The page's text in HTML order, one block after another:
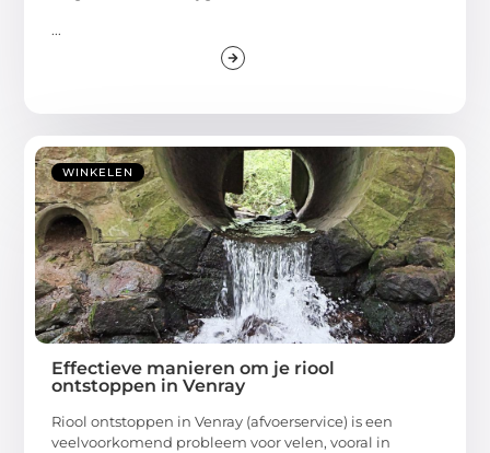
...
WINKELEN
Effectieve manieren om je riool
ontstoppen in Venray
Riool ontstoppen in Venray (afvoerservice) is een
veelvoorkomend probleem voor velen, vooral in